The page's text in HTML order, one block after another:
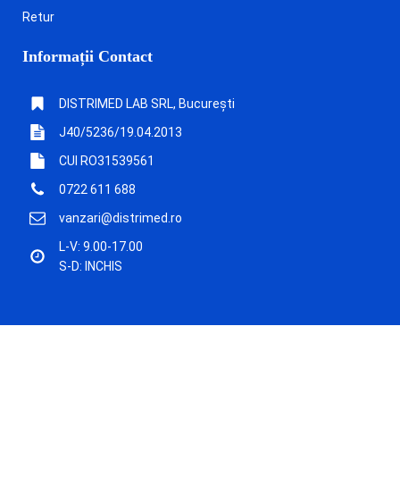
Retur
Informații Contact
DISTRIMED LAB SRL, București
J40/5236/19.04.2013
CUI RO31539561
0722 611 688
vanzari@distrimed.ro
L-V: 9.00-17.00
S-D: INCHIS